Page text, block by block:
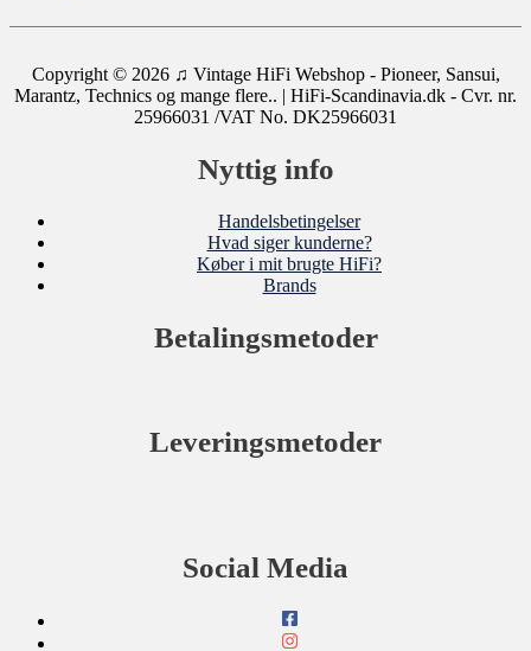
Copyright © 2026 ♫ Vintage HiFi Webshop - Pioneer, Sansui,
Marantz, Technics og mange flere.. | HiFi-Scandinavia.dk - Cvr. nr.
25966031 /VAT No. DK25966031
Nyttig info
Handelsbetingelser
Hvad siger kunderne?
Køber i mit brugte HiFi?
Brands
Betalingsmetoder
Leveringsmetoder
Social Media